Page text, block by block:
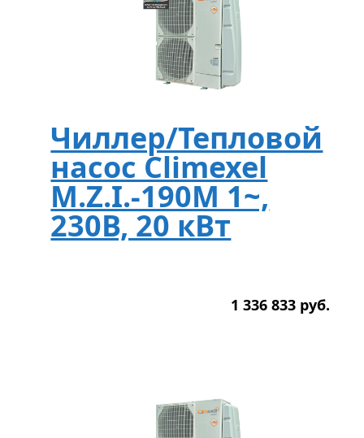
Чиллер/Тепловой
насос Climexel
M.Z.I.-190M 1~,
230В, 20 кВт
1 336 833 руб.